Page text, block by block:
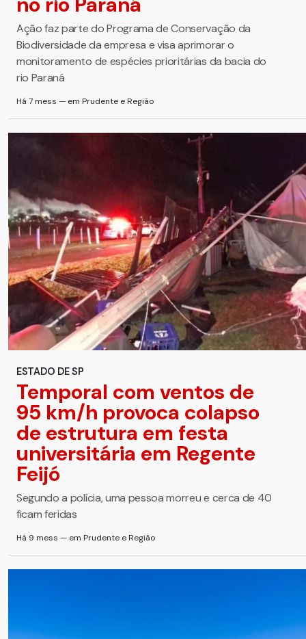
Ação faz parte do Programa de Conservação da
Biodiversidade da empresa e visa aprimorar o
monitoramento de espécies prioritárias da bacia do
rio Paraná
Há 7 mess — em Prudente e Região
ESTADO DE SP
Temporal com ventos de
95 km/h provoca colapso
de estrutura em festa
universitária em Regente
Feijó
Segundo a polícia, uma pessoa morreu e cerca de 40
ficam feridas
Há 9 mess — em Prudente e Região